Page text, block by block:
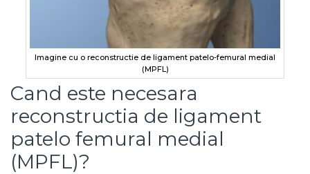
Imagine cu o reconstructie de ligament patelo-femural medial
(MPFL)
Cand este necesara
reconstructia de ligament
patelo femural medial
(MPFL)?